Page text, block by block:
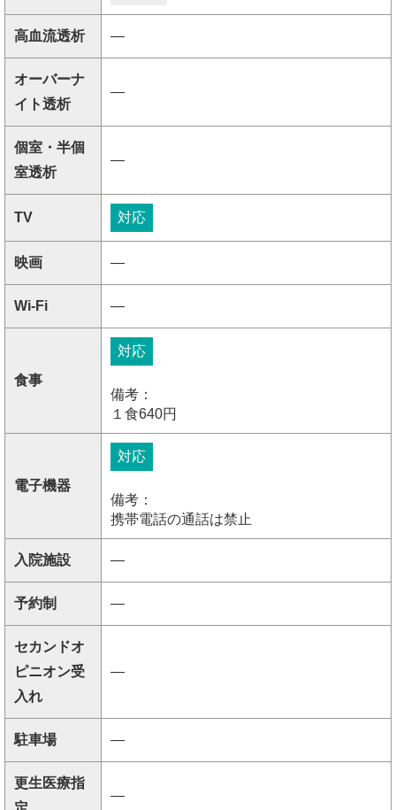
高血流透析 ―
オーバーナ
イト透析
―
個室・半個
室透析
―
TV 対応
映画 ―
Wi-Fi ―
食事
対応
備考：
１食640円
電子機器
対応
備考：
携帯電話の通話は禁止
入院施設 ―
予約制 ―
セカンドオ
ピニオン受
入れ
―
駐車場 ―
更生医療指
―